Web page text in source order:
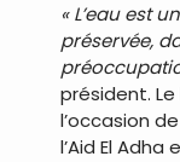
« L’eau est
préservée,
président.
l’occasion
l’Aid El